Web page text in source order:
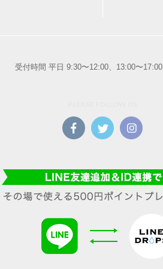
受付時間 平日 9:30〜12:00、13:00〜17:00